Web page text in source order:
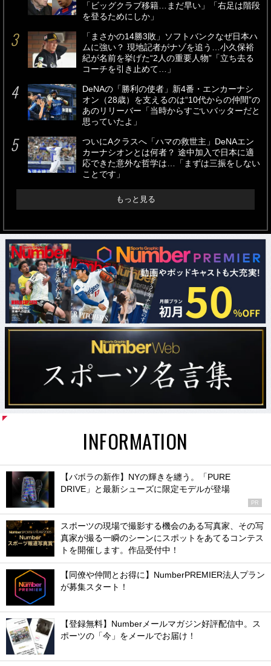
「ビッグクラブ移籍…まだ早い」「右足は階段
を登るためにしか」
「まさかの14勝3敗」ソフトバンクなぜ日本ハ
ムに強い？ 現地記者がナゾを追う…小久保裕
紀が名前を挙げた“2人の重要人物”「立ち去る
コーチを引き止めて…」
DeNAの「勝利の使者」新4番・エンカーナシ
オン（28歳）を支えるのは“10代からの仲間”の
あのリリーバー「当時からすごいバッターだと
思っていたよ」
ついにAクラスへ「ハマの救世主」DeNAエン
カーナシオンとは何者？ 途中加入で日本に適
応できた意外な哲学は…「まずは三振をしない
ことです」
もっと見る
INFORMATION
【バボラの新作】NYの輝きを纏う。「PURE
DRIVE」と最新シューズに限定モデルが登場
PR
スポーツの現場で撮影する機会のある写真家、その写
真家が撮る一瞬のシーンにスポットをあてるコンテス
トを開催します。作品受付中！
【同僚や仲間とお得に】NumberPREMIER法人プラン
が募集スタート！
【登録無料】Numberメールマガジン好評配信中。ス
ポーツの「今」をメールでお届け！